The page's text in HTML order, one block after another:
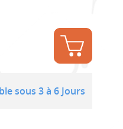
sous 3 à 6 Jours